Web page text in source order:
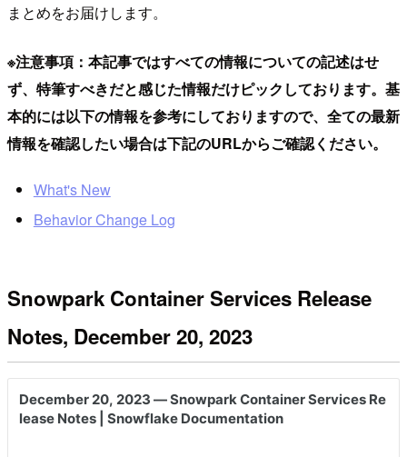
まとめをお届けします。
※注意事項：本記事ではすべての情報についての記述はせ
ず、特筆すべきだと感じた情報だけピックしております。基
本的には以下の情報を参考にしておりますので、全ての最新
情報を確認したい場合は下記のURLからご確認ください。
What's New
Behavior Change Log
Snowpark Container Services Release
Notes, December 20, 2023